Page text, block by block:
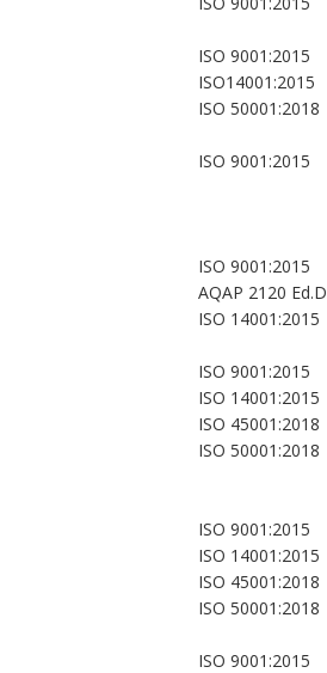
ISO 9001:2015
ISO14001:2015
ISO 50001:2018
ISO 9001:2015
ISO 9001:2015
AQAP 2120 Ed.D
ISO 14001:2015
ISO 9001:2015
ISO 14001:2015
ISO 45001:2018
ISO 50001:2018
ISO 9001:2015
ISO 14001:2015
ISO 45001:2018
ISO 50001:2018
ISO 9001:2015